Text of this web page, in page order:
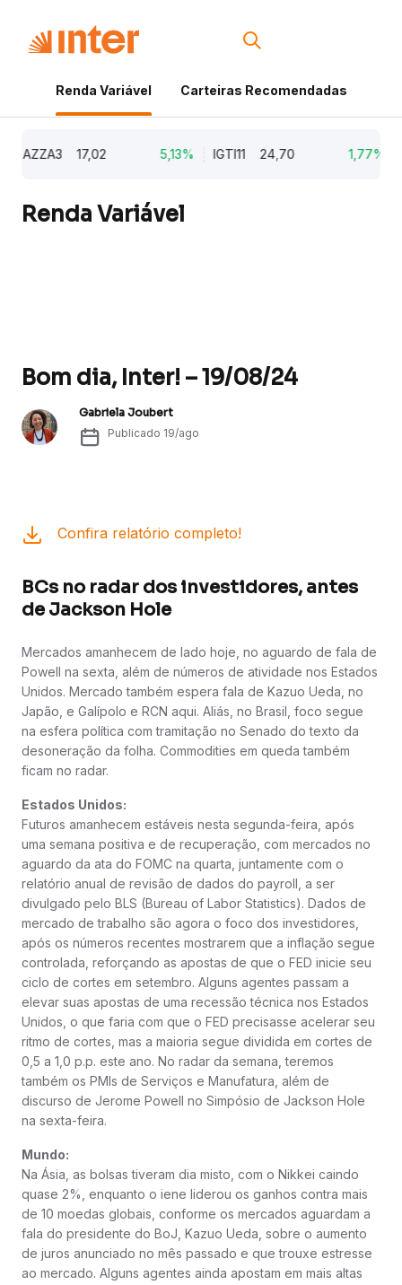
Renda Variável Carteiras Recomendadas
AZZA3 17,02 5,13% IGTI11 24,70 1,77%
Renda Variável
Bom dia, Inter! – 19/08/24
Gabriela Joubert
Publicado 19/ago
Confira relatório completo!
BCs no radar dos investidores, antes
de Jackson Hole
Mercados amanhecem de lado hoje, no aguardo de fala de
Powell na sexta, além de números de atividade nos Estados
Unidos. Mercado também espera fala de Kazuo Ueda, no
Japão, e Galípolo e RCN aqui. Aliás, no Brasil, foco segue
na esfera política com tramitação no Senado do texto da
desoneração da folha. Commodities em queda também
ficam no radar.
Estados Unidos:
Futuros amanhecem estáveis nesta segunda-feira, após
uma semana positiva e de recuperação, com mercados no
aguardo da ata do FOMC na quarta, juntamente com o
relatório anual de revisão de dados do payroll, a ser
divulgado pelo BLS (Bureau of Labor Statistics). Dados de
mercado de trabalho são agora o foco dos investidores,
após os números recentes mostrarem que a inflação segue
controlada, reforçando as apostas de que o FED inicie seu
ciclo de cortes em setembro. Alguns agentes passam a
elevar suas apostas de uma recessão técnica nos Estados
Unidos, o que faria com que o FED precisasse acelerar seu
ritmo de cortes, mas a maioria segue dividida em cortes de
0,5 a 1,0 p.p. este ano. No radar da semana, teremos
também os PMIs de Serviços e Manufatura, além de
discurso de Jerome Powell no Simpósio de Jackson Hole
na sexta-feira.
Mundo:
Na Ásia, as bolsas tiveram dia misto, com o Nikkei caindo
quase 2%, enquanto o iene liderou os ganhos contra mais
de 10 moedas globais, conforme os mercados aguardam a
fala do presidente do BoJ, Kazuo Ueda, sobre o aumento
de juros anunciado no mês passado e que trouxe estresse
ao mercado. Alguns agentes ainda apostam em mais altas